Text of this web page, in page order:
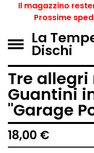
Il magazzino
Prossime
La
Dischi
Tre
Guantini
"Garage
18,00 €